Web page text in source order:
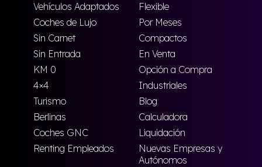
Vehículos Adaptados
Flexible
Coches de Lujo
Por Meses
Sin Carnet
Compactos
Sin Entrada
En Venta
KM 0
Opción a Compra
4×4
Industriales
Turismo
Blog
Berlinas
Calculadora
Coches GNC
Liquidación
Renting Empleados
Nuevas Empresas y
Autónomos